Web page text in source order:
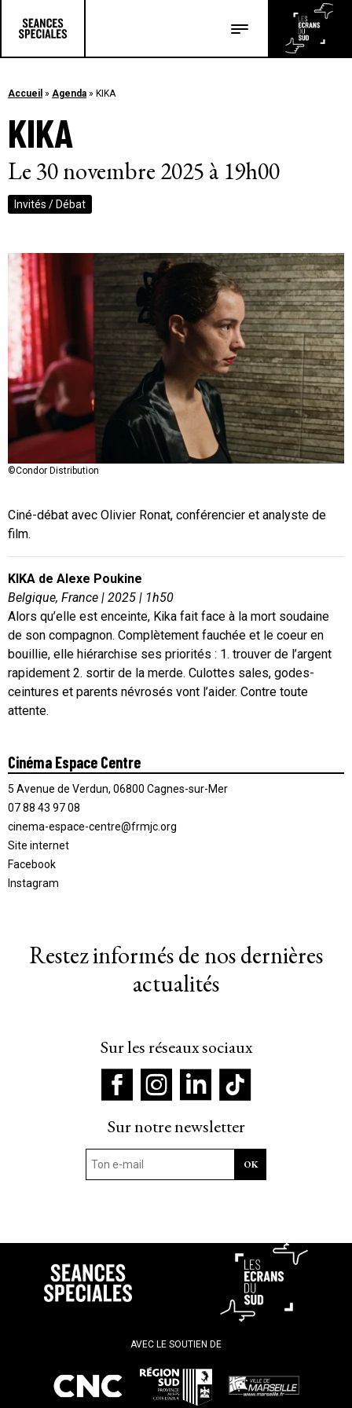
Accueil » Agenda » KIKA
KIKA
Le 30 novembre 2025 à 19h00
Invités / Débat
©Condor Distribution
Ciné-débat avec Olivier Ronat, conférencier et analyste de
film.
KIKA de Alexe Poukine
Belgique, France | 2025 | 1h50
Alors qu’elle est enceinte, Kika fait face à la mort soudaine
de son compagnon. Complètement fauchée et le coeur en
bouillie, elle hiérarchise ses priorités : 1. ⁠⁠trouver de l’argent
rapidement 2.⁠ ⁠⁠sortir de la merde. Culottes sales, godes-
ceintures et parents névrosés vont l’aider. Contre toute
attente.
Cinéma Espace Centre
5 Avenue de Verdun, 06800 Cagnes-sur-Mer
07 88 43 97 08
cinema-espace-centre@frmjc.org
Site internet
Facebook
Instagram
Restez informés de nos dernières
actualités
Sur les réseaux sociaux
Sur notre newsletter
AVEC LE SOUTIEN DE